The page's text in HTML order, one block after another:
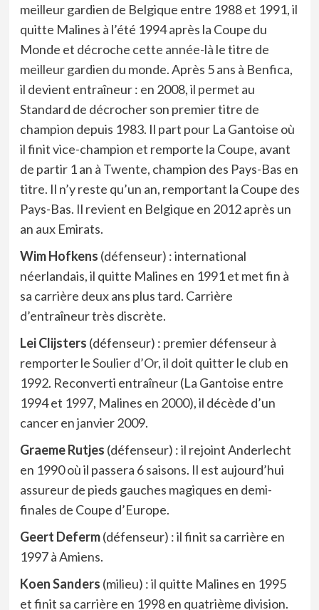
meilleur gardien de Belgique entre 1988 et 1991, il
quitte Malines à l’été 1994 après la Coupe du
Monde et décroche cette année-là le titre de
meilleur gardien du monde. Après 5 ans à Benfica,
il devient entraîneur : en 2008, il permet au
Standard de décrocher son premier titre de
champion depuis 1983. Il part pour La Gantoise où
il finit vice-champion et remporte la Coupe, avant
de partir 1 an à Twente, champion des Pays-Bas en
titre. Il n’y reste qu’un an, remportant la Coupe des
Pays-Bas. Il revient en Belgique en 2012 après un
an aux Emirats.
Wim Hofkens (défenseur) : international
néerlandais, il quitte Malines en 1991 et met fin à
sa carrière deux ans plus tard. Carrière
d’entraîneur très discrète.
Lei Clijsters (défenseur) : premier défenseur à
remporter leSoulier d’Or, il doit quitter le club en
1992. Reconverti entraîneur (La Gantoise entre
1994 et 1997, Malines en 2000), il décède d’un
cancer en janvier 2009.
Graeme Rutjes (défenseur) : il rejoint Anderlecht
en 1990 où il passera 6 saisons. Il est aujourd’hui
assureur de pieds gauches magiques en demi-
finales de Coupe d’Europe.
Geert Deferm(défenseur) : il finit sa carrière en
1997 à Amiens.
Koen Sanders (milieu) : il quitte Malines en 1995
et finit sa carrière en 1998 en quatrième division.